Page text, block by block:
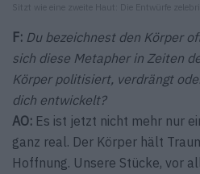
Sitzt wie eine zweite Haut: Die Entwürfe
F: Du bezeichnest den Körper
sich diese Metapher in Zeiten
Körper politisiert, verdrängt
dich entwickelt?
AO: Es ist jetzt nicht mehr nur
ganz real. Der Körper hält
Hoffnung. Unsere Stücke, vor